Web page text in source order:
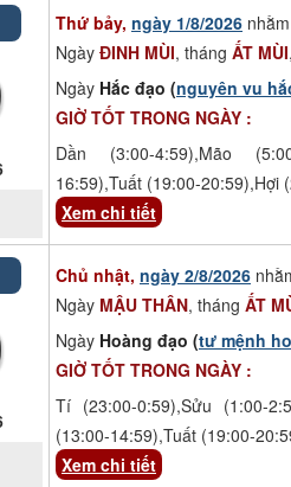
Thứ bảy, ngày 1/8/2026
Ngày ĐINH MÙI, tháng ẤT MÙI
Ngày Hắc đạo (nguyên vu
GIỜ TỐT TRONG NGÀY :
Dần (3:00-4:59),Mão
16:59),Tuất (19:00-20:59),Hợi
Xem chi tiết
Chủ nhật, ngày 2/8/2026
Ngày MẬU THÂN, tháng ẤT
Ngày Hoàng đạo (tư mệnh
GIỜ TỐT TRONG NGÀY :
Tí (23:00-0:59),Sửu (1:00-
(13:00-14:59),Tuất (19:00-
Xem chi tiết